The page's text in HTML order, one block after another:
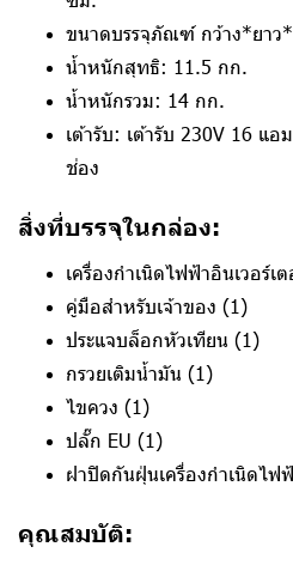
ขนาดบรรจุภัณฑ์ กว้าง*ยา
น้ำหนักสุทธิ: 11.5 กก.
น้ำหนักรวม: 14 กก.
เต้ารับ: เต้ารับ 230V 16 แอ
ช่อง
สิ่งที่บรรจุในกล่อง:
เครื่องกำเนิดไฟฟ้าอินเวอร์เ
คู่มือสำหรับเจ้าของ (1)
ประแจบล็อกหัวเทียน (1)
กรวยเติมน้ำมัน (1)
ไขควง (1)
ปลั๊ก EU (1)
ฝาปิดกันฝุ่นเครื่องกำเนิดไฟ
คุณสมบัติ: